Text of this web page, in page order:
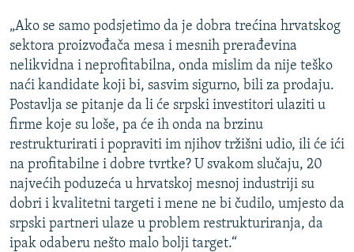
VIŠE OD NASLOVA
GENOCID U SREBRENICI
POPLAVE I KLIZIŠTA U BIH 2024.
TV LIBERTY
POST SCRIPTUM
MOJA EVROPA
TRI DECENIJE OD RATA U BIH
SVE KARTE DEJTONA
PRATITE NAS
Sve RFE/RL stranice
„Ako se samo podsjetimo da je dobra trećina hrvatskog
sektora proizvođača mesa i mesnih prerađevina
nelikvidna i neprofitabilna, onda mislim da nije teško
naći kandidate koji bi, sasvim sigurno, bili za prodaju.
Postavlja se pitanje da li će srpski investitori ulaziti u
firme koje su loše, pa će ih onda na brzinu
restrukturirati i popraviti im njihov tržišni udio, ili će ići
na profitabilne i dobre tvrtke? U svakom slučaju, 20
najvećih poduzeća u hrvatskoj mesnoj industriji su
dobri i kvalitetni targeti i mene ne bi čudilo, umjesto da
srpski partneri ulaze u problem restrukturiranja, da
ipak odaberu nešto malo bolji target.“